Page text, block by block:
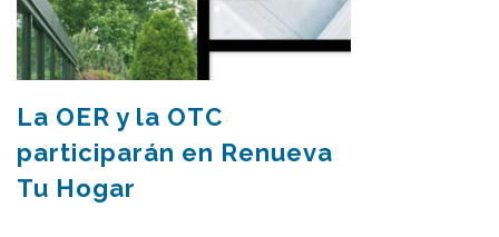
La OER y la OTC
participarán en Renueva
Tu Hogar